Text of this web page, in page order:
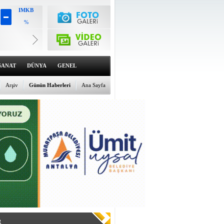
IMKB
%
6580.32
%1.54
Dolar
47.7034
%0.12
Euro
55.0065
%-0.11
DÜNYA GENEL
Ana Sayfa
Günün Haberleri
Arşiv